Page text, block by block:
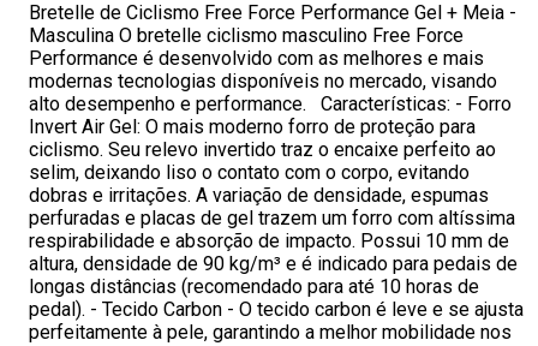
Bretelle de Ciclismo Free Force Performance Gel + Meia -
Masculina O bretelle ciclismo masculino Free Force
Performance é desenvolvido com as melhores e mais
modernas tecnologias disponíveis no mercado, visando
alto desempenho e performance. Características: - Forro
Invert Air Gel: O mais moderno forro de proteção para
ciclismo. Seu relevo invertido traz o encaixe perfeito ao
selim, deixando liso o contato com o corpo, evitando
dobras e irritações. A variação de densidade, espumas
perfuradas e placas de gel trazem um forro com altíssima
respirabilidade e absorção de impacto. Possui 10 mm de
altura, densidade de 90 kg/m³ e é indicado para pedais de
longas distâncias (recomendado para até 10 horas de
pedal). - Tecido Carbon - O tecido carbon é leve e se ajusta
perfeitamente à pele, garantindo a melhor mobilidade nos